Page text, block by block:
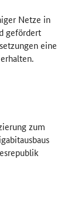
Netze in
gefördert
eine
zum